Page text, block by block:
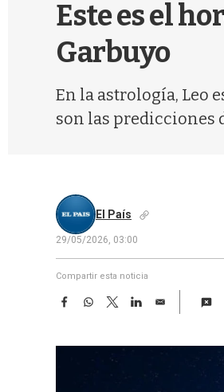
Este es el
Garbuyo
En la astrología, Leo
son las predicciones
El País
29/05/2026, 03:00
Compartir esta noticia
F
e
W
t
T
w
t
L
k
E
i